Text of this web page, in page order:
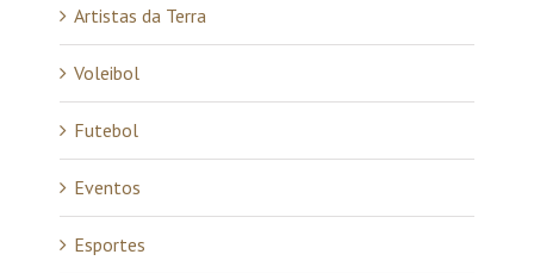
Artistas da Terra
Voleibol
Futebol
Eventos
Esportes